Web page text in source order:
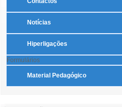
Notícias
Hiperligações
Formulários
Material Pedagógico